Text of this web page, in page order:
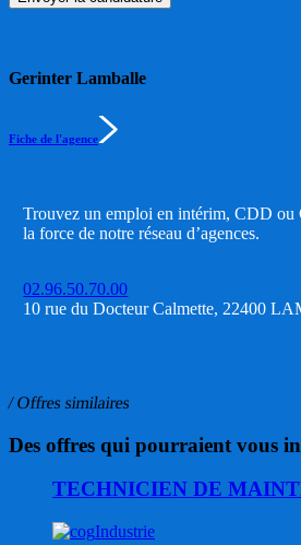
Gerinter Lamballe
Fiche de l'agence
Trouvez un emploi en intérim, CDD ou
la force de notre réseau d’agences.
02.96.50.70.00
10 rue du Docteur Calmette, 22400
/ Offres similaires
Des offres qui pourraient vous
TECHNICIEN DE
Industrie